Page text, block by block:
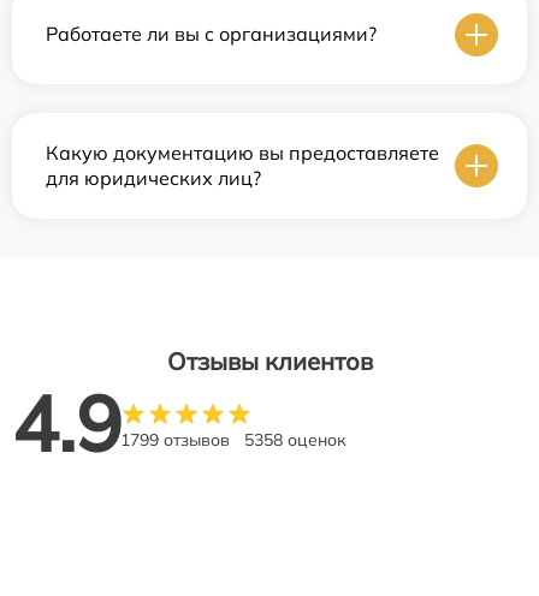
Работаете ли вы с организациями?
Какую документацию вы предоставляете
для юридических лиц?
Отзывы клиентов
4.91799 отзывов 5358 оценок